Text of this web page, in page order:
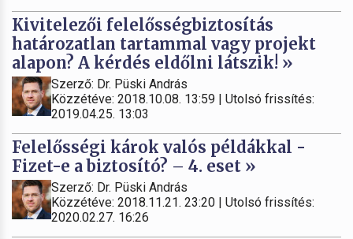
Kivitelezői felelősségbiztosítás
határozatlan tartammal vagy projekt
alapon? A kérdés eldőlni látszik! »
Szerző: Dr. Püski András
Közzétéve: 2018.10.08. 13:59 | Utolsó frissítés:
2019.04.25. 13:03
Felelősségi károk valós példákkal -
Fizet-e a biztosító? – 4. eset »
Szerző: Dr. Püski András
Közzétéve: 2018.11.21. 23:20 | Utolsó frissítés:
2020.02.27. 16:26